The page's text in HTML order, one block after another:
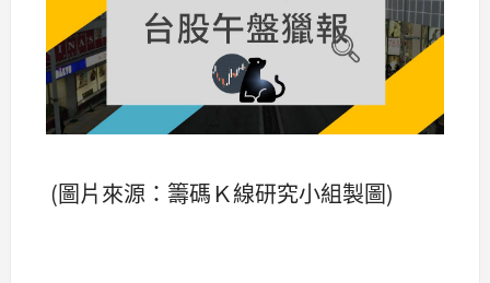
(圖片來源：籌碼Ｋ線研究小組製圖)